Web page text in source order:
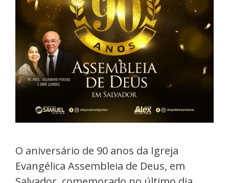
O aniversário de 90 anos da Igreja
Evangélica Assembleia de Deus, em